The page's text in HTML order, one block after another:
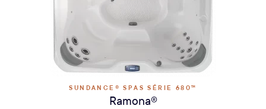
SUNDANCE® SPAS SÉRIE 680™
Ramona®